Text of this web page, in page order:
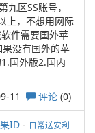
区SS账号，
上，不想用网际
件需要国外苹
没有国外的苹
国外版2.国内
11 评论 (0)
ID - 日常送安利